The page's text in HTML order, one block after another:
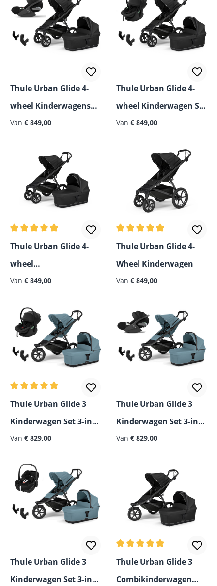
Thule Urban Glide 4-
wheel Kinderwagenset
3 in 1 incl. Cybex Cloud
Van € 849,00
Thule Urban Glide 4-
wheel Kinderwagen Set
3-in-1 incl. Maple i-Size
Van € 849,00
Gemiddelde waardering van 5 van 5 sterren
Thule Urban Glide 4-
wheel
Combikinderwagen
Van € 849,00
Gemiddelde waardering
Thule Urban Glide 4-
Wheel Kinderwagen
Van € 849,00
Gemiddelde waardering van 5 van 5 sterren
Thule Urban Glide 3
Kinderwagen Set 3-in-1
incl. Maple i-Size
Van € 829,00
Thule Urban Glide 3
Kinderwagen Set 3-in-1
incl. Cybex Cloud T i-
Van € 829,00
Thule Urban Glide 3
Kinderwagen Set 3-in-1
Gemiddelde waardering
Thule Urban Glide 3
Combikinderwagen